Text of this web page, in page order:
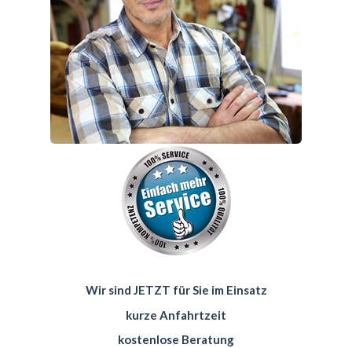
Wir sind JETZT für Sie im Einsatz
kurze Anfahrtzeit
kostenlose Beratung